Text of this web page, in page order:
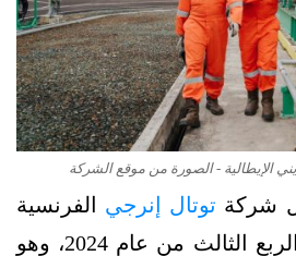
الإيطالية - الصورة من موقع الشركة
شركة توتال إنرجي الفرنسية
بنسبة 65.6% خلال الربع الثالث من عام 2024، وهو